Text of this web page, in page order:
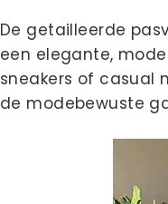
De getailleerde
een elegante,
sneakers of casual
de modebewuste